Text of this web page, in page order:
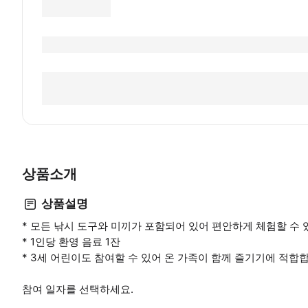
상품소개
상품설명
* 모든 낚시 도구와 미끼가 포함되어 있어 편안하게 체험할 수
* 1인당 환영 음료 1잔
* 3세 어린이도 참여할 수 있어 온 가족이 함께 즐기기에 적합
참여 일자를 선택하세요.